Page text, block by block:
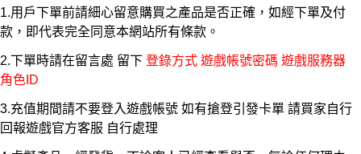
1.用戶下單前請細心留意購買之產品是否正確，如經下單及付
款，即代表完全同意本網站所有條款。
2.下單時請在留言處 留下 登錄方式 遊戲帳號密碼 遊戲服務器
角色ID
3.充值期間請不要登入遊戲帳號 如有搶登引發卡單 請買家自行
回報遊戲官方客服 自行處理